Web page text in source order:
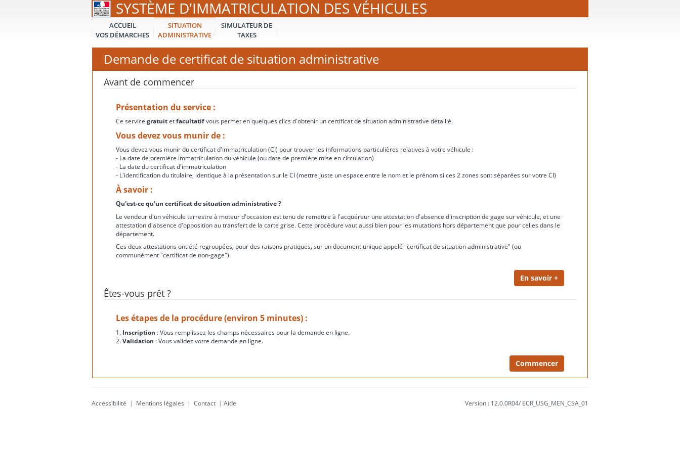
SYSTÈME D'IMMATRICULATION DES VÉHICULES
ACCUEIL
VOS DÉMARCHES
SITUATION
ADMINISTRATIVE
SIMULATEUR DE
TAXES
Demande de certificat de situation administrative
Avant de commencer
Présentation du service :
Ce service gratuitetfacultatifvous permet en quelques clics d'obtenir un certificat de situation administrative détaillé.
Vous devez vous munir de :
Vous devez vous munir du certificat d'immatriculation (CI) pour trouver les informations particulières relatives à votre véhicule :
- La date de première immatriculation du véhicule (ou date de première mise en circulation)
- La date du certificat d'immatriculation
- L'identification du titulaire, identique à la présentation sur le CI (mettre juste un espace entre le nom et le prénom si ces 2 zones sont séparées sur votre CI)
À savoir :
Qu'est-ce qu'un certificat de situation administrative ?
Le vendeur d'un véhicule terrestre à moteur d'occasion est tenu de remettre à l'acquéreur une attestation d'absence d'inscription de gage sur véhicule, et une
attestation d'absence d'opposition au transfert de la carte grise. Cette procédure vaut aussi bien pour les mutations hors département que pour celles dans le
département.
Ces deux attestations ont été regroupées, pour des raisons pratiques, sur un document unique appelé "certificat de situation administrative" (ou
communément "certificat de non-gage").
Êtes-vous prêt ?
Les étapes de la procédure (environ 5 minutes) :
1. Inscription : Vous remplissez les champs nécessaires pour la demande en ligne.
2.Validation : Vous validez votre demande en ligne.
Accessibilité | Mentions légales | Contact | Aide Version : 12.0.0R04/ ECR_USG_MEN_CSA_01